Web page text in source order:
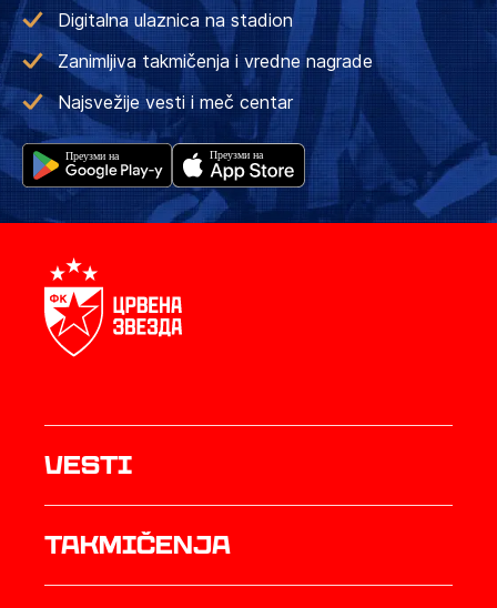
Digitalna ulaznica na stadion
Zanimljiva takmičenja i vredne nagrade
Najsvežije vesti i meč centar
Vesti
Takmičenja